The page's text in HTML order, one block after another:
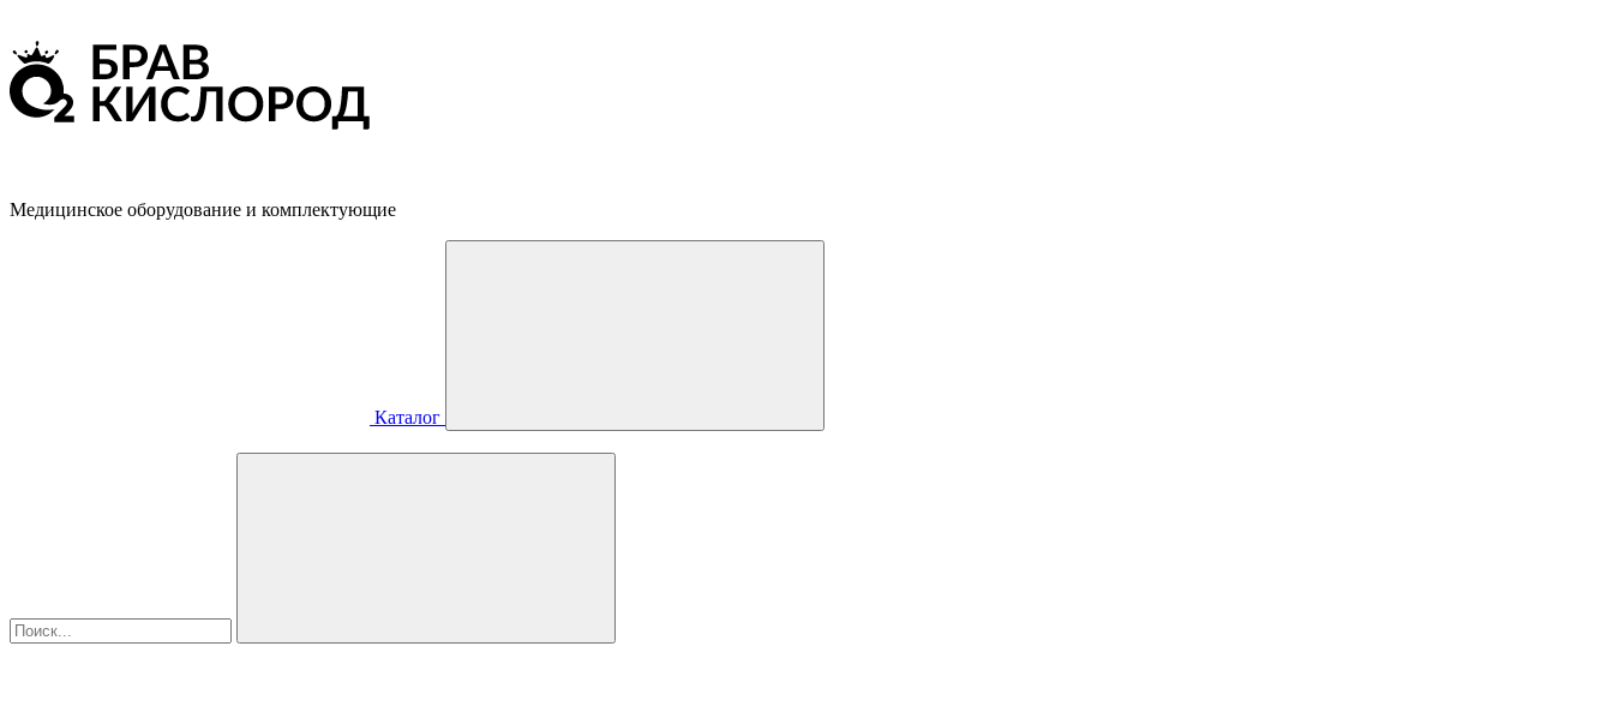
Медицинское оборудование и комплектующие
Каталог